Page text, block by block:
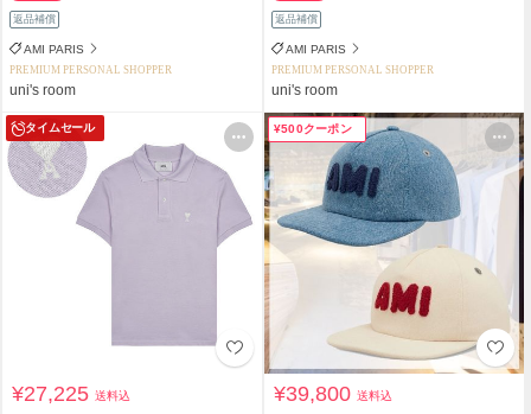
返品補償
AMI PARIS
PREMIUM PERSONAL SHOPPER
uni's room
返品補償
AMI PARIS
PREMIUM PERSONAL SHOPPER
uni's room
タイムセール
¥27,225送料込
¥500クーポン
¥39,800送料込